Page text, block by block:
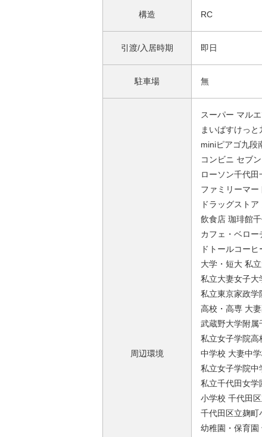
構造 RC
引渡/入居時期 即日
駐車場 無
周辺環境
スーパー マル
まいばすけっ
miniピアゴ九段
コンビニ セブ
ローソン千代
ファミリーマ
ドラッグスト
飲食店 珈琲館
カフェ・ベロ
ドトールコー
大学・短大 私
私立大妻女子大
私立東京家政学
高校・高専 大
武蔵野大学附属
私立女子学院高
中学校 大妻中
私立女子学院中
私立千代田女学
小学校 千代田
千代田区立麹町
幼稚園・保育園